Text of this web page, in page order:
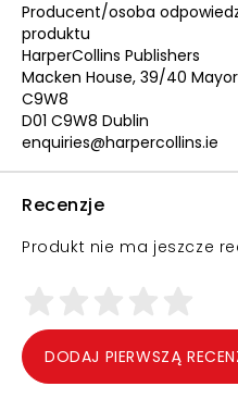
Producent/osoba
produktu
HarperCollins Publishers
Macken House, 39/40 Mayor
C9W8
D01 C9W8 Dublin
enquiries@harpercollins.ie
Recenzje
Produkt nie ma jeszcze
DODAJ PIERWSZĄ